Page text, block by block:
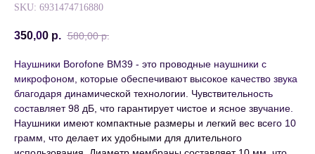
SKU: 6931474716880
350,00 р. 580,00 р.
Наушники Borofone BM39 - это проводные наушники с
микрофоном, которые обеспечивают высокое качество звука
благодаря динамической технологии. Чувствительность
составляет 98 дБ, что гарантирует чистое и ясное звучание.
Наушники имеют компактные размеры и легкий вес всего 10
грамм, что делает их удобными для длительного